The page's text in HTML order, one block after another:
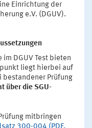
Einrichtung der
e.V. (DGUV).
DGUV Test bieten
liegt hierbei auf
bestandener Prüfung
über die SGU-
mitbringen